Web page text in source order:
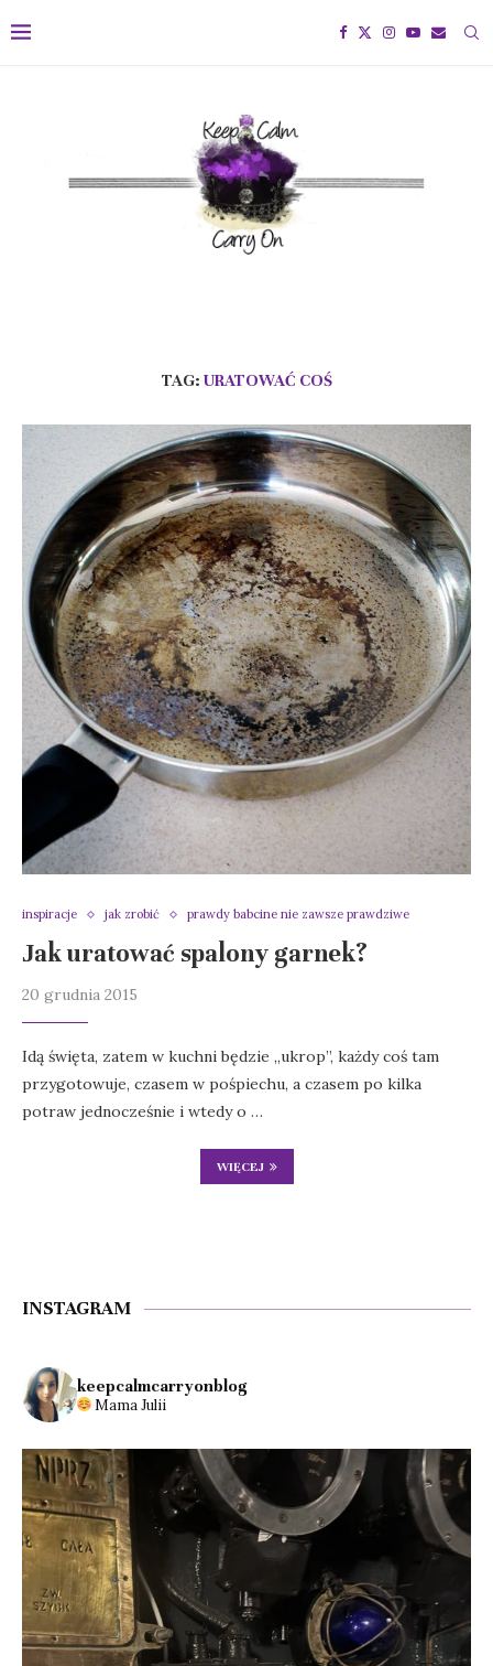
TAG: URATOWAĆ COŚ
inspiracje jak zrobić prawdy babcine nie zawsze prawdziwe
Jak uratować spalony garnek?
20 grudnia 2015
Idą święta, zatem w kuchni będzie „ukrop”, każdy coś tam
przygotowuje, czasem w pośpiechu, a czasem po kilka
potraw jednocześnie i wtedy o …
WIĘCEJ
INSTAGRAM
keepcalmcarryonblog
Mama Julii